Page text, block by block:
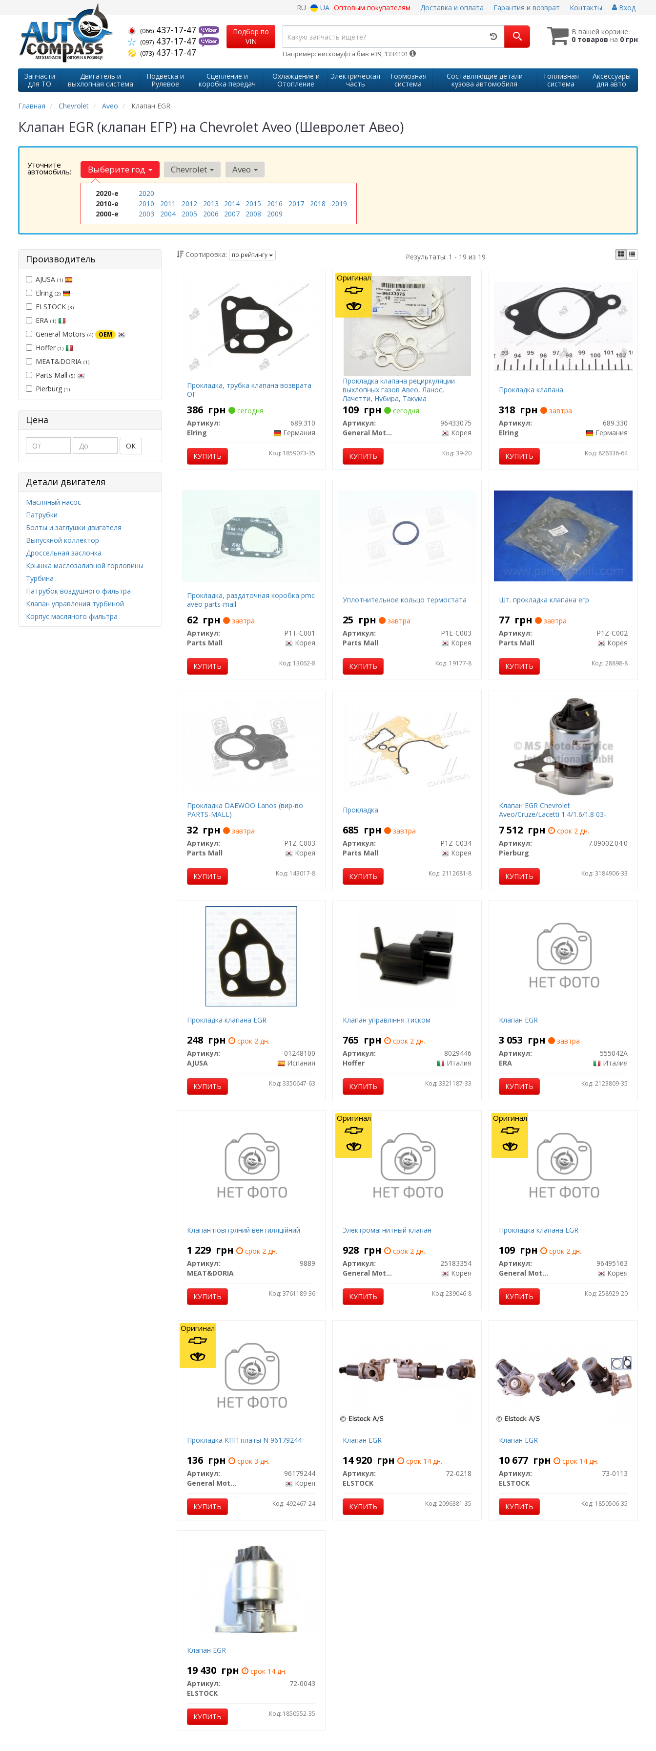
RU UA Оптовым покупателям Доставка и оплата Гарантия и возврат Контакты Вход
(066) 437-17-47
(097) 437-17-47
(073) 437-17-47
Подбор по
VIN
В вашей корзине
0 товаровна 0 грн
Например: вискомуфта бмв е39, 1334101
Запчасти
для ТО
Двигатель и
выхлопная система
Подвеска и
Рулевое
Сцепление и
коробка передач
Охлаждение и
Отопление
Электрическая
часть
Тормозная
система
Составляющие детали
кузова автомобиля
Топливная
система
Аксессуары
для авто
Главная Chevrolet Aveo Клапан EGR
Клапан EGR (клапан ЕГР) на Chevrolet Aveo (Шевролет Авео)
Уточните
автомобиль: Выберите год
2020-е
2020
2010-е
2010 2011 2012 2013 2014 2015 2016 2017 2018
2019
2000-е
2003 2004 2005 2006 2007 2008 2009
Chevrolet Aveo
Производитель
AJUSA (1)
Elring (2)
ELSTOCK (3)
ERA (1)
General Motors (4) OEM
Hoffer (1)
MEAT&DORIA (1)
Parts Mall (5)
Pierburg (1)
Цена
ОК
Детали двигателя
Масляный насос
Патрубки
Болты и заглушки двигателя
Выпускной коллектор
Дроссельная заслонка
Крышка маслозаливной горловины
Турбина
Патрубок воздушного фильтра
Клапан управления турбиной
Корпус масляного фильтра
Сортировка: по рейтингу Результаты: 1 - 19 из 19
Прокладка, трубка клапана возврата
ОГ
386 грн
сегодня
Артикул:
689.310
Elring
Германия
КУПИТЬ Код: 1859073-35
Прокладка клапана рециркуляции
выхлопных газов Авео, Ланос,
Лачетти, Нубира, Такума
109 грн
сегодня
Артикул:
96433075
General Motors
Корея
КУПИТЬ Код: 39-20
Оригинал
Прокладка клапана
318 грн
завтра
Артикул:
689.330
Elring
Германия
КУПИТЬ Код: 826336-64
Прокладка, раздаточная коробка pmc
aveo parts-mall
62 грн
завтра
Артикул:
P1T-C001
Parts Mall
Корея
КУПИТЬ Код: 13062-8
Уплотнительное кольцо термостата
25 грн
завтра
Артикул:
P1E-C003
Parts Mall
Корея
КУПИТЬ Код: 19177-8
Шт. прокладка клапана егр
77 грн
завтра
Артикул:
P1Z-C002
Parts Mall
Корея
КУПИТЬ Код: 28898-8
Прокладка DAEWOO Lanos (вир-во
PARTS-MALL)
32 грн
завтра
Артикул:
P1Z-C003
Parts Mall
Корея
КУПИТЬ Код: 143017-8
Прокладкa
685 грн
завтра
Артикул:
P1Z-C034
Parts Mall
Корея
КУПИТЬ Код: 2112681-8
Клапан EGR Chevrolet
Aveo/Cruze/Lacetti 1.4/1.6/1.8 03-
7 512 грн
срок 2 дн.
Артикул:
7.09002.04.0
Pierburg
КУПИТЬ Код: 3184906-33
Прокладка клапана EGR
248 грн
срок 2 дн.
Артикул:
01248100
AJUSA
Испания
КУПИТЬ Код: 3350647-63
Клапан управління тиском
765 грн
срок 2 дн.
Артикул:
8029446
Hoffer
Италия
КУПИТЬ Код: 3321187-33
Клапан EGR
3 053 грн
завтра
Артикул:
555042A
ERA
Италия
КУПИТЬ Код: 2123809-35
Клапан повітряний вентиляційний
1 229 грн
срок 2 дн.
Артикул:
9889
MEAT&DORIA
КУПИТЬ Код: 3761189-36
Электромагнитный клапан
928 грн
срок 2 дн.
Артикул:
25183354
General Motors
Корея
КУПИТЬ Код: 239046-8
Оригинал
Прокладка клапана EGR
109 грн
срок 2 дн.
Артикул:
96495163
General Motors
Корея
КУПИТЬ Код: 258929-20
Оригинал
Прокладка КПП платы N 96179244
136 грн
срок 3 дн.
Артикул:
96179244
General Motors
Корея
КУПИТЬ Код: 492467-24
Оригинал
Клапан EGR
14 920 грн
срок 14 дн.
Артикул:
72-0218
ELSTOCK
КУПИТЬ Код: 2096381-35
Клапан EGR
10 677 грн
срок 14 дн.
Артикул:
73-0113
ELSTOCK
КУПИТЬ Код: 1850506-35
Клапан EGR
19 430 грн
срок 14 дн.
Артикул:
72-0043
ELSTOCK
КУПИТЬ Код: 1850552-35